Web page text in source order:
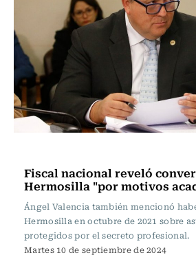
Fiscal nacional reveló
Hermosilla "por motivos
Ángel Valencia también mencionó
Hermosilla en octubre de 2021 sobre
protegidos por el secreto profesional.
Martes 10 de septiembre de 2024